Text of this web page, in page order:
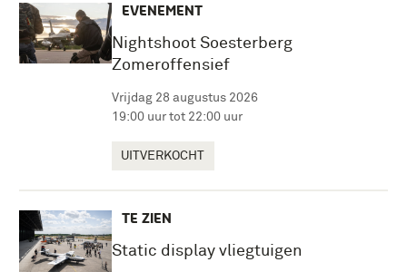
EVENEMENT
Nightshoot Soesterberg
Zomeroffensief
Vrijdag 28 augustus 2026
19:00 uur tot 22:00 uur
UITVERKOCHT
TE ZIEN
Static display vliegtuigen